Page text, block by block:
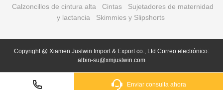
Calzoncillos de cintura alta
Cintas
Sujetadores de maternidad
y lactancia
Skimmies y Slipshorts
Copyright @ Xiamen Justwin Import & Export co., Ltd Correo electrónico:
albin-su@xmjustwin.com
Enviar consulta ahora